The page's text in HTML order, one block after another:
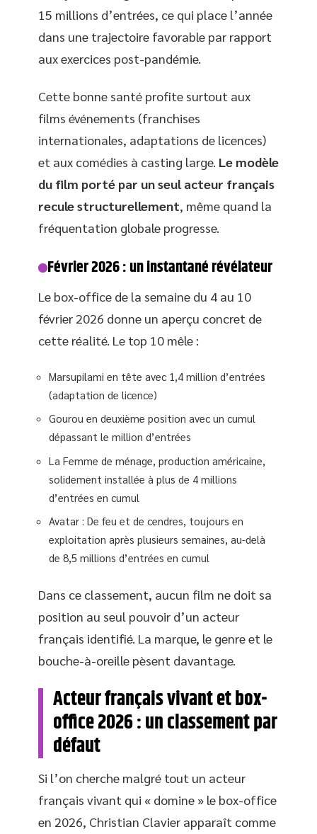
15 millions d’entrées, ce qui place l’année
dans une trajectoire favorable par rapport
aux exercices post-pandémie.
Cette bonne santé profite surtout aux
films événements (franchises
internationales, adaptations de licences)
et aux comédies à casting large. Le modèle
du film porté par un seul acteur français
recule structurellement, même quand la
fréquentation globale progresse.
Février 2026 : un instantané révélateur
Le box-office de la semaine du 4 au 10
février 2026 donne un aperçu concret de
cette réalité. Le top 10 mêle :
Marsupilami en tête avec 1,4 million d’entrées
(adaptation de licence)
Gourou en deuxième position avec un cumul
dépassant le million d’entrées
La Femme de ménage, production américaine,
solidement installée à plus de 4 millions
d’entrées en cumul
Avatar : De feu et de cendres, toujours en
exploitation après plusieurs semaines, au-delà
de 8,5 millions d’entrées en cumul
Dans ce classement, aucun film ne doit sa
position au seul pouvoir d’un acteur
français identifié. La marque, le genre et le
bouche-à-oreille pèsent davantage.
Acteur français vivant et box-
office 2026 : un classement par
défaut
Si l’on cherche malgré tout un acteur
français vivant qui « domine » le box-office
en 2026, Christian Clavier apparaît comme